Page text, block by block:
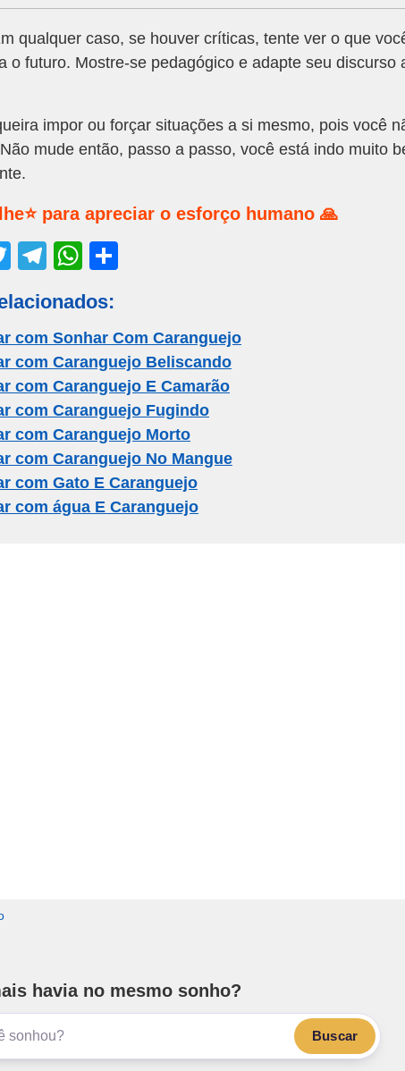
qualquer caso, se houver críticas, tente ver o que
o futuro. Mostre-se pedagógico e adapte seu discurso
impor ou forçar situações a si mesmo, pois você
mude então, passo a passo, você está indo muito
para apreciar o esforço humano 🙏
T
tt
er
T
e
gr
a
m
W
at
s
A
p
p
e
com Sonhar Com Caranguejo
com Caranguejo Beliscando
com Caranguejo E Camarão
com Caranguejo Fugindo
com Caranguejo Morto
com Caranguejo No Mangue
com Gato E Caranguejo
com água E Caranguejo
havia no mesmo sonho?
Buscar